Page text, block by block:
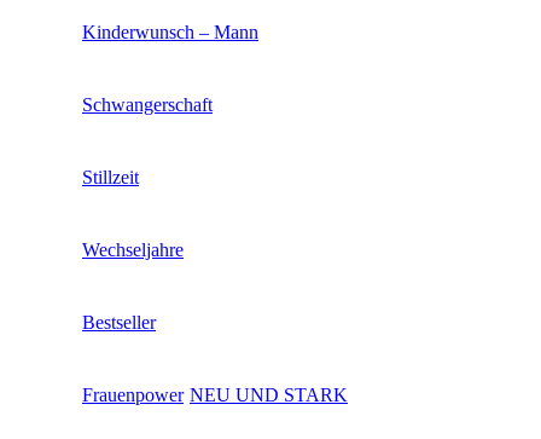
Kinderwunsch – Mann
Schwangerschaft
Stillzeit
Wechseljahre
Bestseller
Frauenpower NEU UND STARK